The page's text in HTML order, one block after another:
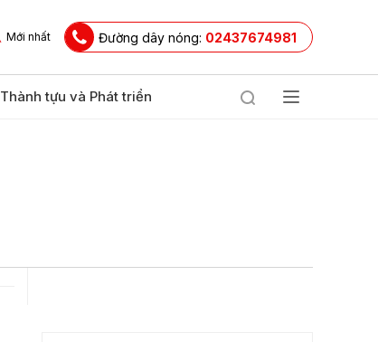
Mới nhất Đường dây nóng: 02437674981
Thành tựu và Phát triển